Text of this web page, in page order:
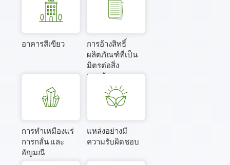
อาคารสีเขียว
การอ้างสิทธิ์
ผลิตภัณฑ์ที่เป็น
มิตรต่อสิ่ง
แวดล้อม
การทำเหมืองแร่
การกลั่น และ
อัญมณี
แหล่งอย่างมี
ความรับผิดชอบ